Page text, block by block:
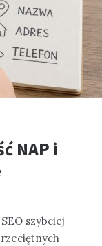
NAP i
szybciej